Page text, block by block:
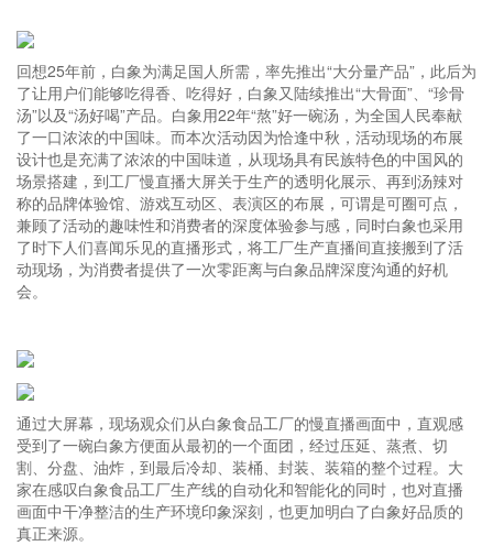
回想25年前，白象为满足国人所需，率先推出“大分量产品”，此后为
了让用户们能够吃得香、吃得好，白象又陆续推出“大骨面”、“珍骨
汤”以及“汤好喝”产品。白象用22年“熬”好一碗汤，为全国人民奉献
了一口浓浓的中国味。而本次活动因为恰逢中秋，活动现场的布展
设计也是充满了浓浓的中国味道，从现场具有民族特色的中国风的
场景搭建，到工厂慢直播大屏关于生产的透明化展示、再到汤辣对
称的品牌体验馆、游戏互动区、表演区的布展，可谓是可圈可点，
兼顾了活动的趣味性和消费者的深度体验参与感，同时白象也采用
了时下人们喜闻乐见的直播形式，将工厂生产直播间直接搬到了活
动现场，为消费者提供了一次零距离与白象品牌深度沟通的好机
会。
通过大屏幕，现场观众们从白象食品工厂的慢直播画面中，直观感
受到了一碗白象方便面从最初的一个面团，经过压延、蒸煮、切
割、分盘、油炸，到最后冷却、装桶、封装、装箱的整个过程。大
家在感叹白象食品工厂生产线的自动化和智能化的同时，也对直播
画面中干净整洁的生产环境印象深刻，也更加明白了白象好品质的
真正来源。